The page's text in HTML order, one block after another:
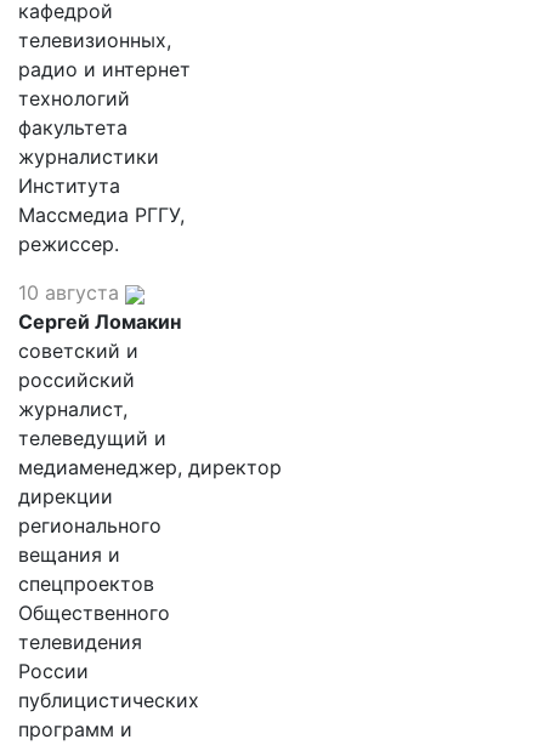
кафедрой
телевизионных,
радио и интернет
технологий
факультета
журналистики
Института
Массмедиа РГГУ,
режиссер.
10 августа
Сергей Ломакин
советский и
российский
журналист,
телеведущий и
медиаменеджер, директор
дирекции
регионального
вещания и
спецпроектов
Общественного
телевидения
России
публицистических
программ и